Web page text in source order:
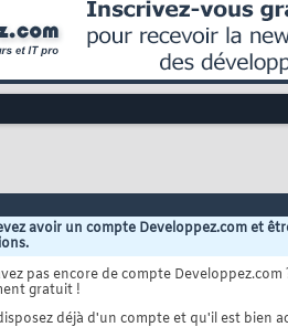
avoir un compte Developpez.com et
pas encore de compte Developpez.com
gratuit !
déjà d'un compte et qu'il est bien